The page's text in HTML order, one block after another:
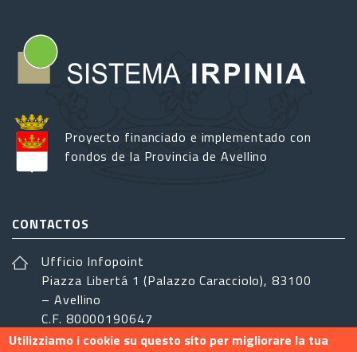
Proyecto financiado e implementado con
fondos de la Provincia de Avellino
CONTACTOS
Ufficio Infopoint
Piazza Libertá 1 (Palazzo Caracciolo), 83100
– Avellino
C.F. 80000190647
Utilizziamo i cookie su questo sito per migliorare la tua